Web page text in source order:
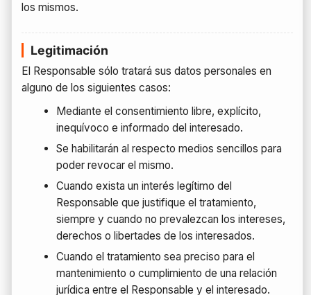
los mismos.
Legitimación
El Responsable sólo tratará sus datos personales en
alguno de los siguientes casos:
Mediante el consentimiento libre, explícito,
inequívoco e informado del interesado.
Se habilitarán al respecto medios sencillos para
poder revocar el mismo.
Cuando exista un interés legítimo del
Responsable que justifique el tratamiento,
siempre y cuando no prevalezcan los intereses,
derechos o libertades de los interesados.
Cuando el tratamiento sea preciso para el
mantenimiento o cumplimiento de una relación
jurídica entre el Responsable y el interesado.